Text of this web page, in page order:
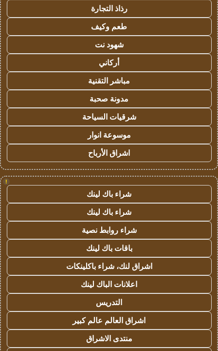
رذاذ التجارة
طعم وكيف
شهود نت
أركاني
مباشر التقنية
مدونة صحبة
شرقيات السياحة
موسوعة انوار
اشراق الأرباح
!
شراء باك لينك
شراء باك لينك
شراء روابط نصية
باقات باك لينك
اشراق لنك، شراء باكلينكات
اعلانات الباك لينك
التدريس
اشراق العالم عالم كبير
منتدى الاشراق